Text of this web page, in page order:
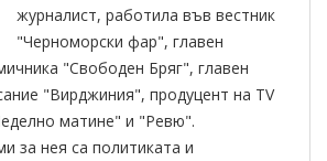
журналист, работила във вестник
"Черноморски фар", главен
"Свободен Бряг", главен
"Вирджиния", продуцент на TV
матине" и "Ревю".
за нея са политиката и